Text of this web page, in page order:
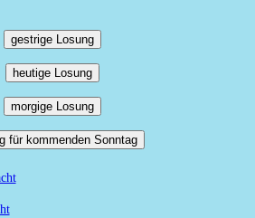
gestrige Losung
heutige Losung
morgige Losung
für kommenden Sonntag